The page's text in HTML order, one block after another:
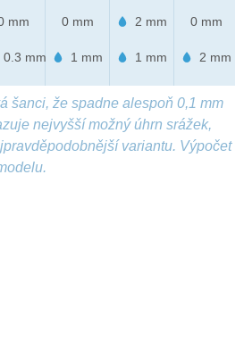
mm
0.3 mm
0 mm
1 mm
2 mm
1 mm
0 mm
2 mm
šanci, že spadne alespoň 0,1 mm
nejvyšší možný úhrn srážek,
variantu. Výpočet